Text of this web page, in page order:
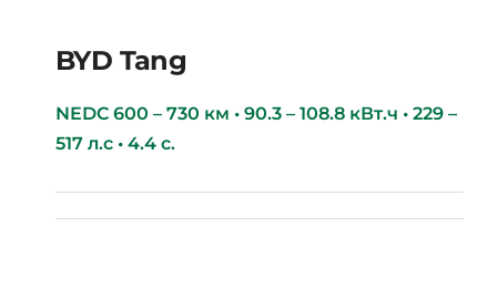
BYD Tang
NEDC 600 – 730 км • 90.3 – 108.8 кВт.ч • 229 –
517 л.с • 4.4 с.